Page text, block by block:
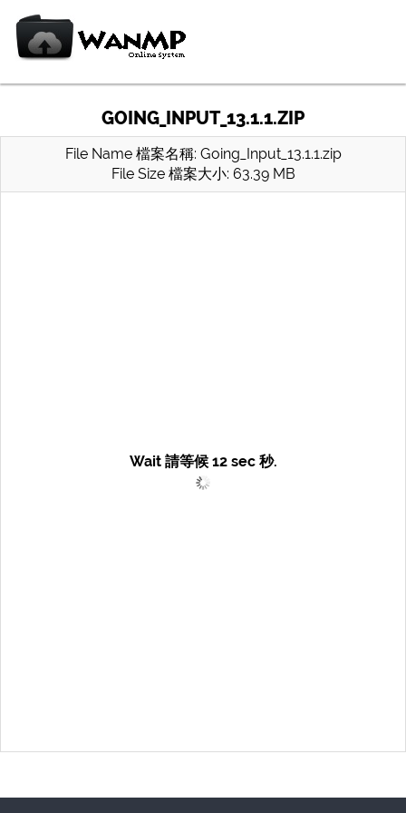
GOING_INPUT_13.1.1.ZIP
File Name 檔案名稱: Going_Input_13.1.1.zip
File Size 檔案大小: 63.39 MB
Wait 請等候 12sec 秒.